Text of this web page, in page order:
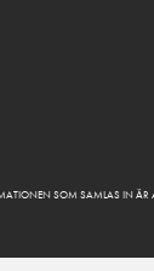
SOM SAMLAS IN ÄR